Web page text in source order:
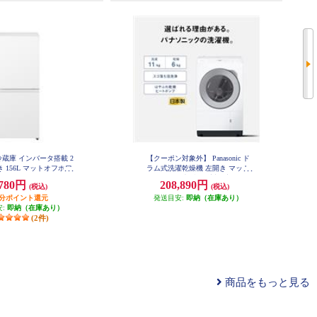
蔵庫 インバータ搭載 2
156L マットオフホワ
円
(税込)
ポイント還元
: 即納（在庫あり）
(2件)
【クーポン対象外】 Panasonic ド
ラム式洗濯乾燥機 左開き マット
LX113EL-W
208,890円
(税込)
発送目安: 即納（在庫あり）
商品をもっと見る